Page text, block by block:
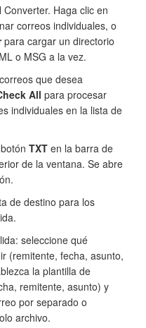
Converter. Haga clic en
correos individuales, o
para cargar un directorio
o MSG a la vez.
que desea
All para procesar
individuales en la lista de
TXT en la barra de
de la ventana. Se abre
de destino para los
seleccione qué
(remitente, fecha, asunto,
la plantilla de
remitente, asunto) y
por separado o
archivo.